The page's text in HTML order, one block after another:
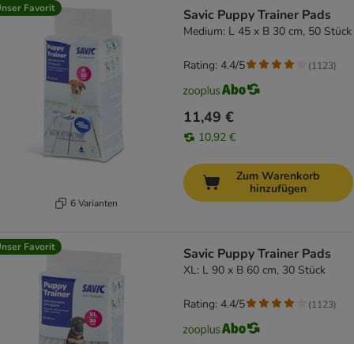
Favorit
6 Varianten
Savic Puppy Trainer Pads
Medium: L 45 x B 30 cm, 50 Stück
11,49 €
10,92 €
Rating: 4.4/5 (1123)
Zum Warenkorb
hinzufügen
Favorit Savic Puppy Trainer Pads
XL: L 90 x B 60 cm, 30 Stück
Rating: 4.4/5 (1123)